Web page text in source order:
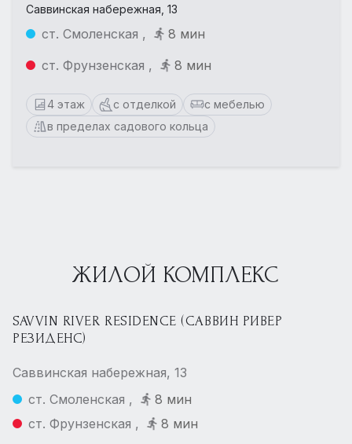
Саввинская набережная, 13
ст. Смоленская ,
8 мин
ст. Фрунзенская ,
8 мин
4 этаж с отделкой
с мебелью
в пределах садового кольца
ЖИЛОЙ КОМПЛЕКС
SAVVIN RIVER RESIDENCE (САВВИН РИВЕР
РЕЗИДЕНС)
Саввинская набережная, 13
ст. Смоленская ,
8 мин
ст. Фрунзенская ,
8 мин